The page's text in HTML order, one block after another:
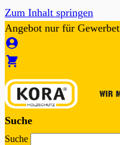
Zum Inhalt springen
Angebot nur für
Suche
Suche